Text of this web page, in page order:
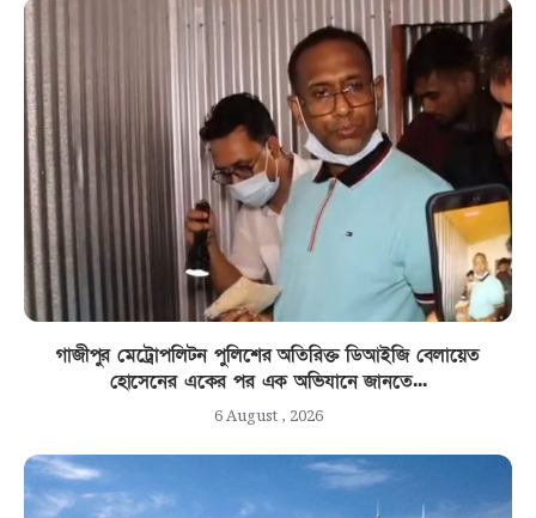
গাজীপুর মেট্রোপলিটন পুলিশের অতিরিক্ত ডিআইজি বেলায়েত
হোসেনের একের পর এক অভিযানে জানতে...
6 August , 2026